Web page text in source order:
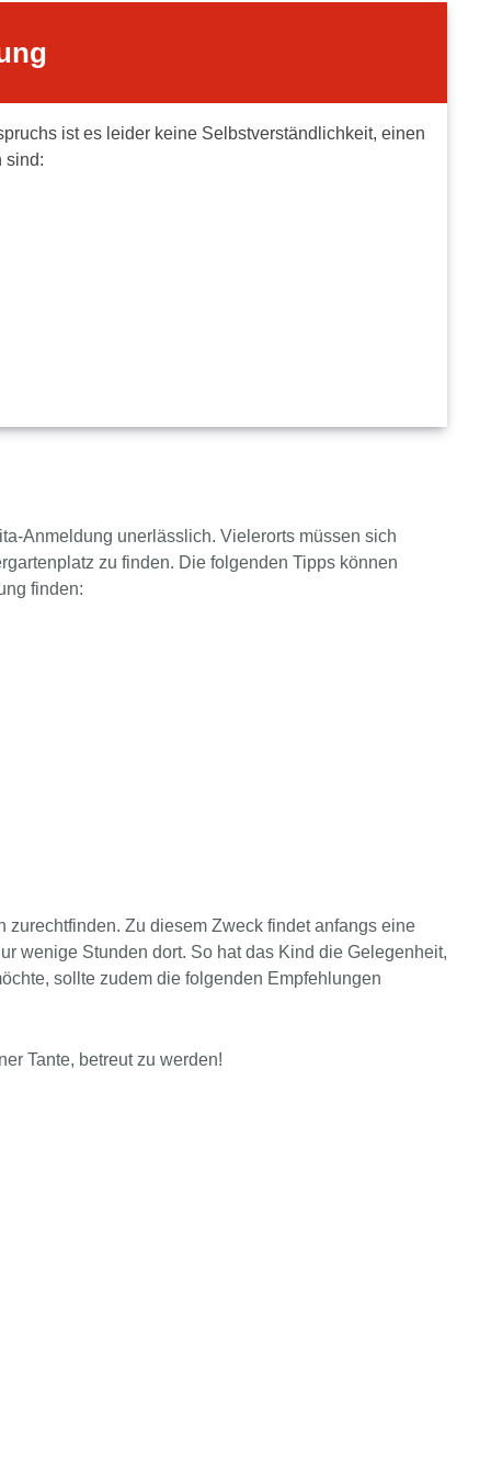
ist es leider keine Selbstverständlichkeit, einen
sind:
Anmeldung unerlässlich. Vielerorts müssen sich
zu finden. Die folgenden Tipps können
finden:
Zu diesem Zweck findet anfangs eine
wenige Stunden dort. So hat das Kind die Gelegenheit,
sollte zudem die folgenden Empfehlungen
Tante, betreut zu werden!